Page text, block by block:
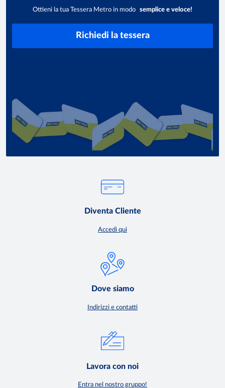
Ottieni la tua Tessera Metro in modo semplice e veloce!
Richiedi la tessera
Diventa Cliente
Accedi qui
Dove siamo
Indirizzi e contatti
Lavora con noi
Entra nel nostro gruppo!